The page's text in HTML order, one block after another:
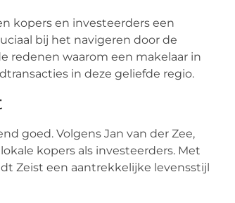
kopers en investeerders een
bij het navigeren door de
redenen waarom een makelaar in
in deze geliefde regio.
goed. Volgens Jan van der Zee,
kopers als investeerders. Met
Zeist een aantrekkelijke levensstijl